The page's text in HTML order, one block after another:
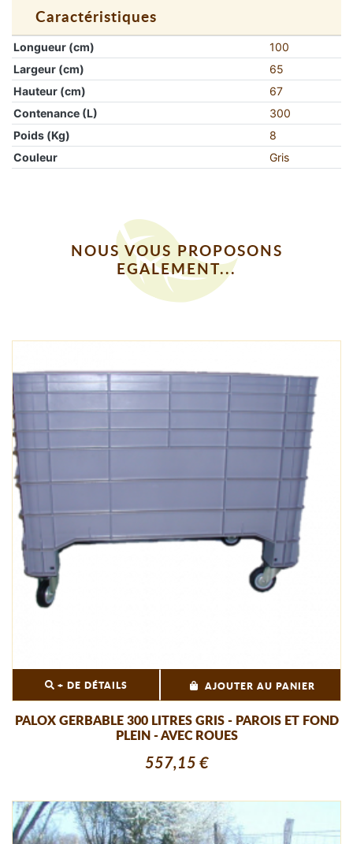
Caractéristiques
Longueur (cm)
100
Largeur (cm)
65
Hauteur (cm)
67
Contenance (L)
300
Poids (Kg)
8
Couleur
Gris
NOUS VOUS PROPOSONS
EGALEMENT...
+ DE DÉTAILS AJOUTER AU PANIER
PALOX GERBABLE 300 LITRES GRIS - PAROIS ET FOND
PLEIN - AVEC ROUES
557,15 €